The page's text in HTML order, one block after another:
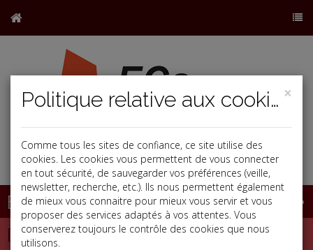
Base documentaire
Dépêches
×
Politique relative aux cookies
Comme tous les sites de confiance, ce site utilise des
cookies. Les cookies vous permettent de vous connecter
en tout sécurité, de sauvegarder vos préférences (veille,
newsletter, recherche, etc.). Ils nous permettent également
de mieux vous connaitre pour mieux vous servir et vous
proposer des services adaptés à vos attentes. Vous
conserverez toujours le contrôle des cookies que nous
utilisons.